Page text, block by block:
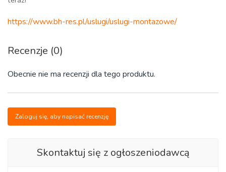
https://www.bh-res.pl/uslugi/uslugi-montazowe/
Recenzje (0)
Obecnie nie ma recenzji dla tego produktu.
Zaloguj się, aby napisać recenzję
Skontaktuj się z ogłoszeniodawcą